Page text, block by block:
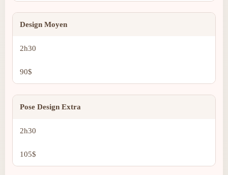
Design Moyen
2h30
90$
Pose Design Extra
2h30
105$